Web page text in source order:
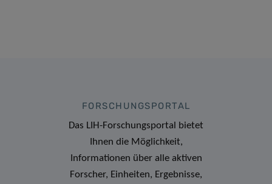
FORSCHUNGSPORTAL
Das LIH-Forschungsportal bietet
Ihnen die Möglichkeit,
Informationen über alle aktiven
Forscher, Einheiten, Ergebnisse,